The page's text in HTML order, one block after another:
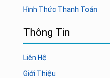
Hình Thức Thanh Toán
Thông Tin
Liên Hệ
Giới Thiệu